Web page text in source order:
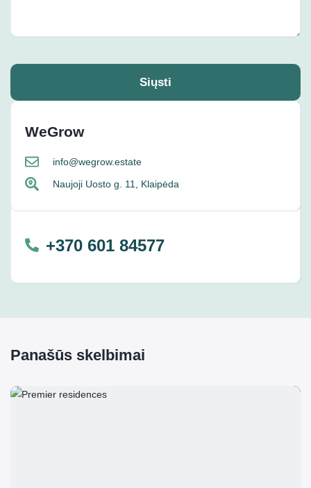
Siųsti
WeGrow
info@wegrow.estate
Naujoji Uosto g. 11, Klaipėda
+370 601 84577
Panašūs skelbimai